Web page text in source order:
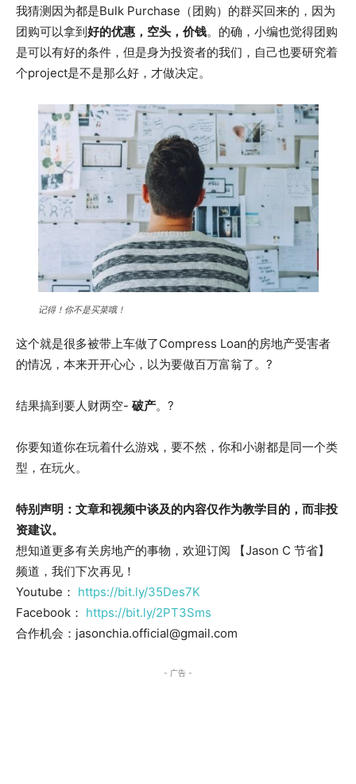
我猜测因为都是Bulk Purchase（团购）的群买回来的，因为
团购可以拿到 好的优惠，空头，价钱。的确，小编也觉得团购
是可以有好的条件，但是身为投资者的我们，自己也要研究着
个project是不是那么好，才做决定。
记得！你不是买菜哦！
这个就是很多被带上车做了Compress Loan的房地产受害者
的情况，本来开开心心，以为要做百万富翁了。?
结果搞到要人财两空- 破产。?
你要知道你在玩着什么游戏，要不然，你和小谢都是同一个类
型，在玩火。
特别声明：文章和视频中谈及的内容仅作为教学目的，而非投
资建议。
想知道更多有关房地产的事物，欢迎订阅 【Jason C 节省】
频道，我们下次再见！
Youtube： https://bit.ly/35Des7K
Facebook： https://bit.ly/2PT3Sms
合作机会：jasonchia.official@gmail.com
- 广告 -